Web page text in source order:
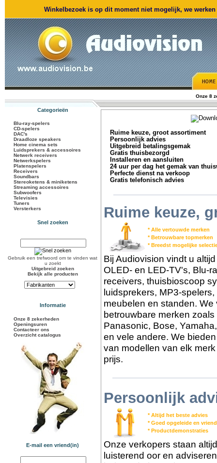
Winkelbezoek is op dit moment niet mogelijk, we
Onze 8
Categorieën
Blu-ray-spelers
CD-spelers
DAC's
Draadloze speakers
Home cinema sets
Luidsprekers & accessoires
Netwerk receivers
Netwerkspelers
Platenspelers
Receivers
Soundbars
Stereoketens & miniketens
Streaming accessoires
Subwoofers
Televisies
Tuners
Versterkers
Snel zoeken
Gebruik een trefwoord om te vinden wat
u zoekt
Uitgebreid zoeken
Bekijk alle producten
Informatie
Onze 8 zekerheden
Openingsuren
Contacteer ons
Overzicht catalogus
E-mail een vriend(in)
Ruime keuze, groot assortiment
Persoonlijk advies
Uitgebreid betalingsgemak
Gratis thuisbezorgd
Installeren en aansluiten
24 uur per dag het gemak van
Perfecte dienst na verkoop
Gratis telefonisch advies
Ruime keuze,
* Alle vertouwde merken
* Betrouwbare topmerken
* Breedst mogelijke
Bij Audiovision vindt u
OLED- en LED-TV's, Blu-
receivers, thuisbioscoop
luidsprekers, MP3-
meubelen en standen.
betrouwbare merken
Panasonic, Bose,
en vele andere. We
van modellen van elk
prijs.
Persoonlijk
* Altijd het beste advies
* Goed opgeleide en
* Productdemonstraties
Onze verkopers staan
luisterend oor en